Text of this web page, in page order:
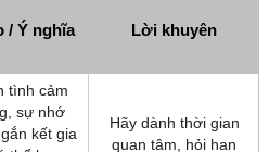
/ Ý nghĩa Lời khuyên
tình cảm
sự nhớ
kết gia
Hãy dành thời gian
quan tâm, hỏi han